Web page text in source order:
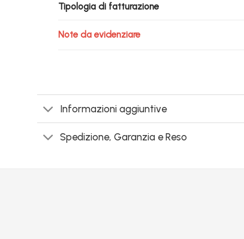
Tipologia di fatturazione
Note da evidenziare
Informazioni aggiuntive
Spedizione, Garanzia e Reso